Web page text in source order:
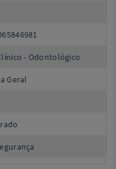
- Odontológico
Geral